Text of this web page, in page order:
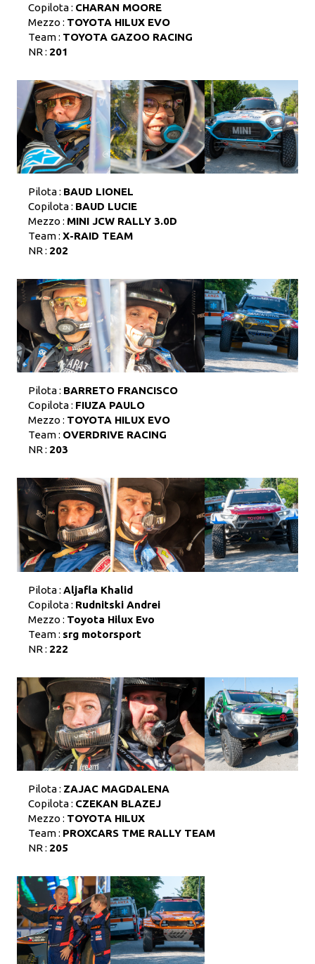
Copilota : CHARAN MOORE
Mezzo : TOYOTA HILUX EVO
Team : TOYOTA GAZOO RACING
NR : 201
Pilota : BAUD LIONEL
Copilota : BAUD LUCIE
Mezzo : MINI JCW RALLY 3.0D
Team : X-RAID TEAM
NR : 202
Pilota : BARRETO FRANCISCO
Copilota : FIUZA PAULO
Mezzo : TOYOTA HILUX EVO
Team : OVERDRIVE RACING
NR : 203
Pilota : Aljafla Khalid
Copilota : Rudnitski Andrei
Mezzo : Toyota Hilux Evo
Team : srg motorsport
NR : 222
Pilota : ZAJAC MAGDALENA
Copilota : CZEKAN BLAZEJ
Mezzo : TOYOTA HILUX
Team : PROXCARS TME RALLY TEAM
NR : 205